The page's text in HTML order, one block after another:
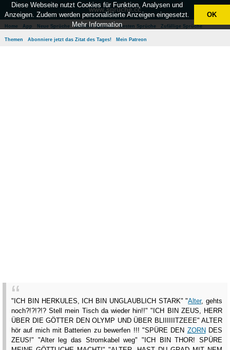
www.sprüche.cc
Home App Neue Sprüche Beliebte Sprüche Besten Sprüche Zufällige Sprüche
Themen Abonniere jetzt das Zitat des Tages! Mein Patreon
"ICH BIN HERKULES, ICH BIN UNGLAUBLICH STARK" "Alter, gehts
noch?!?!?!? Stell mein Tisch da wieder hin!!" "ICH BIN ZEUS, HERR
ÜBER DIE GÖTTER DEN OLYMP UND ÜBER BLIIIIIITZEEE" ALTER
hör auf mich mit Batterien zu bewerfen !!! "SPÜRE DEN ZORN DES
ZEUS!" "Alter leg das Stromkabel weg" "ICH BIN THOR! SPÜRE
Diese Webseite nutzt Cookies für Funktion, Analysen und
Anzeigen. Zudem werden personalisierte Anzeigen eingesetzt.
Mehr Information
OK